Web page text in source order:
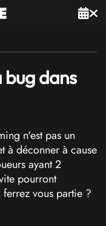
bug dans
n'est pas un
à déconner à cause
ayant 2
pourront
vous partie ?